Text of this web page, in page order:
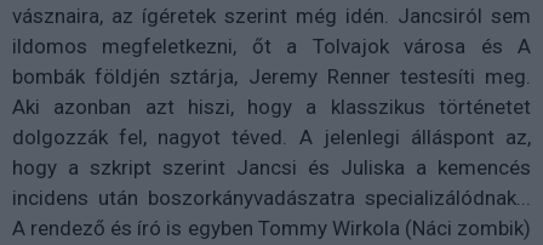
vásznaira, az ígéretek szerint még idén. Jancsiról sem
ildomos megfeletkezni, őt a Tolvajok városa és A
bombák földjén sztárja, Jeremy Renner testesíti meg.
Aki azonban azt hiszi, hogy a klasszikus történetet
dolgozzák fel, nagyot téved. A jelenlegi álláspont az,
hogy a szkript szerint Jancsi és Juliska a kemencés
incidens után boszorkányvadászatra specializálódnak...
A rendező és író is egyben Tommy Wirkola (Náci zombik)